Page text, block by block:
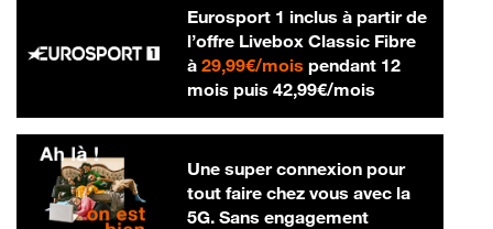
Eurosport 1 inclus à partir de
l’offre Livebox Classic Fibre
à 29,99€/mois29,99 € par mois
pendant 12
mois puis 42,99€/mois42,99 € par
Une super connexion pour
tout faire chez vous avec la
5G. Sans engagement